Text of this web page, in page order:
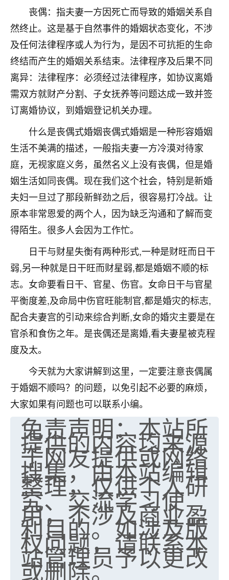
丧偶：指夫妻一方因死亡而导致的婚姻关系自
然终止。这是基于自然事件的婚姻状态变化，不涉
及任何法律程序或人为行为，是因不可抗拒的生命
终结而产生的婚姻关系结束。法律程序及后果不同
离异：法律程序：必须经过法律程序，如协议离婚
需双方就财产分割、子女抚养等问题达成一致并签
订离婚协议，到婚姻登记机关办理。
什么是丧偶式婚姻丧偶式婚姻是一种形容婚姻
生活不美满的描述，一般指夫妻一方冷漠对待家
庭，无视家庭义务，虽然名义上没有丧偶，但是婚
姻生活如同丧偶。现在我们这个社会，特别是新婚
夫妇一旦过了那段新鲜劲之后，很容易打冷战。让
原本非常恩爱的两个人，因为缺乏沟通和了解而变
得陌生。很多人会因为工作忙。
日干与财星失衡有两种形式,一种是财旺而日干
弱,另一种就是日干旺而财星弱,都是婚姻不顺的标
志。女命要看日干、官星、伤官。女命日干与官星
平衡度差,及命局中伤官旺能制官,都是婚灾的标志,
配合夫妻宫的引动来综合判断,女命的婚灾主要是在
官杀和食伤之年。是丧偶还是离婚,看夫妻星被克程
度及太。
今天就为大家讲解到这里，一定要注意丧偶属
于婚姻不顺吗？的问题，以免引起不必要的麻烦，
大家如果有问题也可以联系小编。
免责声明：本站所
提供的内容均来源
于网友提供或网络
搜集，由本站编辑
整理，仅供个人研
究、交流学习使
用，不涉及商业盈
利目的。如涉及版
权问题，请联系本
站管理员予以更改
或删除。
1天前 来自江西 12
青春168
我也想要，我也想要！
2天前 来自山西 15
Jessica李
老师做不做超度法事？我想给我奶奶做超度，她今年
刚去世了。
七零老顽童：我母亲前年离世，刚开始我经常
做梦梦见她，后来也是朋友介绍，找到慧来老
师，安排了超度法事，做梦再也没有梦到过
了，一开始是半信半疑的，图个心安，给亡母
超度，现在看来，人不信也不行。
2天前 来自云南
优秀的张同学
老师收徒吗？？我对这些很感兴趣
2天前 来自山西 15